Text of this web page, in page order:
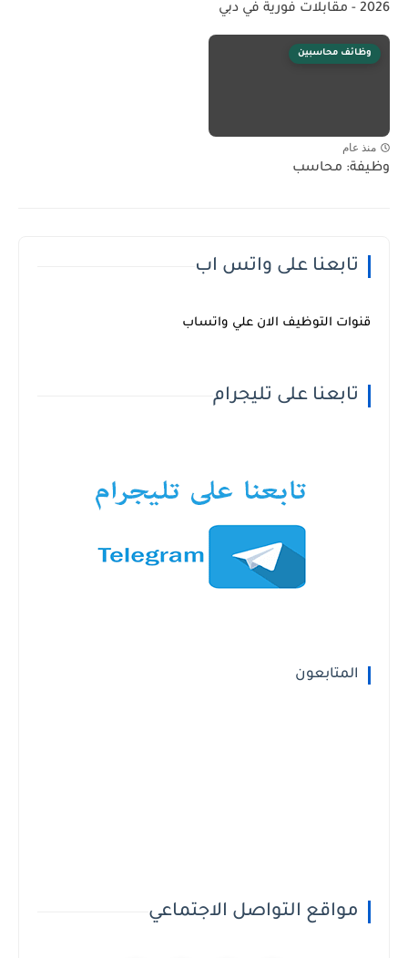
2026 - مقابلات فورية في دبي
وظائف محاسبين
منذ عام
وظيفة: محاسب
تابعنا على واتس اب
قنوات التوظيف الان علي واتساب
تابعنا على تليجرام
المتابعون
مواقع التواصل الاجتماعي